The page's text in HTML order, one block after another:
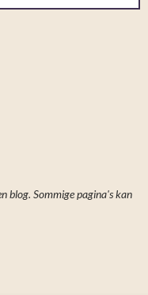
blog. Sommige pagina's kan